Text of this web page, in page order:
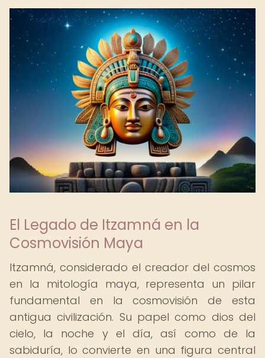
El Legado de Itzamná en la
Cosmovisión Maya
Itzamná, considerado el creador del cosmos
en la mitología maya, representa un pilar
fundamental en la cosmovisión de esta
antigua civilización. Su papel como dios del
cielo, la noche y el día, así como de la
sabiduría, lo convierte en una figura central